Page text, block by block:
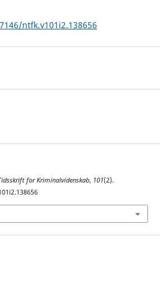
ntfk.v101i2.138656
for Kriminalvidenskab, 101(2).